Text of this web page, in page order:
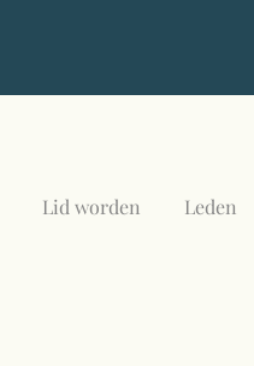
Lid worden Leden